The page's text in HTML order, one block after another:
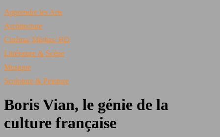
Apprendre les Arts
Architecture
Cinéma/ Médias/ BD
Littérature & Scène
Musique
Sculpture & Peinture
Boris Vian, le génie de la
culture française